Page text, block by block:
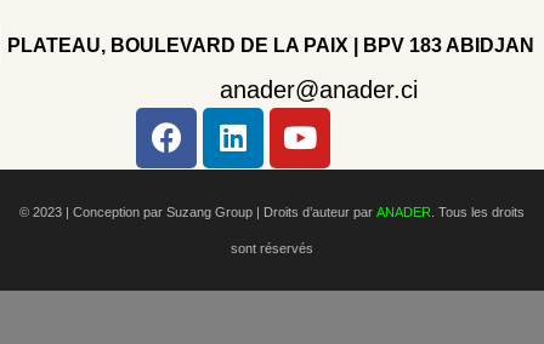
PLATEAU, BOULEVARD DE LA PAIX | BPV 183 ABIDJAN
anader@anader.ci
© 2023 | Conception par Suzang Group | Droits d’auteur par ANADER . Tous les droits
sont réservés
Copyright 2022 - Company - All rights reserved. Powered
by WordPress.